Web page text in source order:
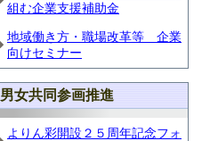
組む企業支援補助金
地域働き方・職場改革等 企業
向けセミナー
男女共同参画推進
よりん彩開設２５周年記念フォ